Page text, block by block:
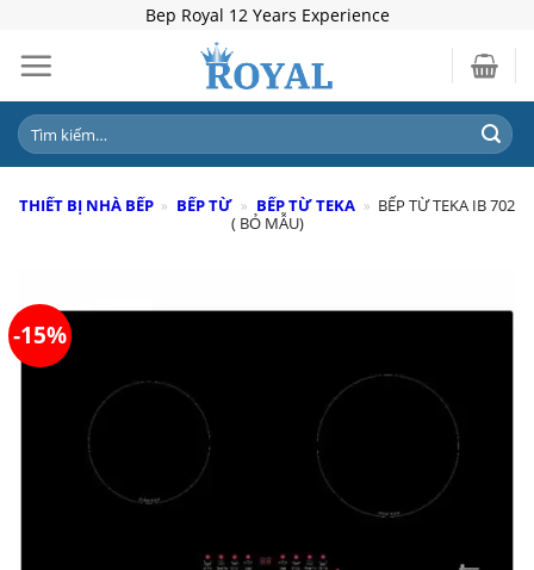
content
Bep Royal 12 Years Experience
Tìm
kiếm:
THIẾT BỊ NHÀ BẾP » BẾP TỪ » BẾP TỪ TEKA » BẾP TỪ TEKA IB 702
( BỎ MẪU)
-15%